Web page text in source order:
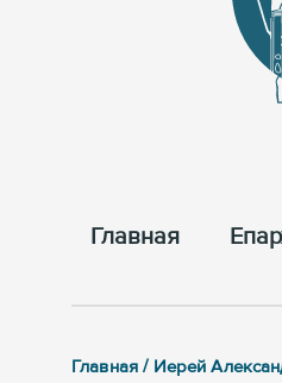
Главная
Главная / Иерей